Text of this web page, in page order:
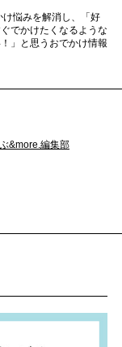
け悩みを解消し、「好
でかけたくなるような
」と思うおでかけ情報
&more.編集部